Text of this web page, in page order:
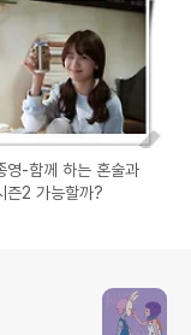
영-함께 하는 혼술과
즌2 가능할까?